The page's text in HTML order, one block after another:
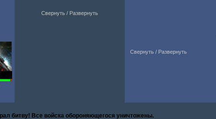
Свернуть / Развернуть
Свернуть / Развернуть
битву! Все войска обороняющегося уничтожены.